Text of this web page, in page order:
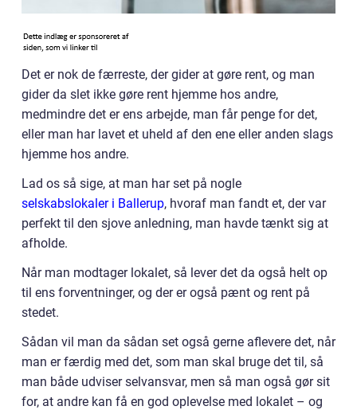
Det er nok de færreste, der gider at gøre rent, og man
gider da slet ikke gøre rent hjemme hos andre,
medmindre det er ens arbejde, man får penge for det,
eller man har lavet et uheld af den ene eller anden slags
hjemme hos andre.
Lad os så sige, at man har set på nogle
selskabslokaler i Ballerup, hvoraf man fandt et, der var
perfekt til den sjove anledning, man havde tænkt sig at
afholde.
Når man modtager lokalet, så lever det da også helt op
til ens forventninger, og der er også pænt og rent på
stedet.
Sådan vil man da sådan set også gerne aflevere det, når
man er færdig med det, som man skal bruge det til, så
man både udviser selvansvar, men så man også gør sit
for, at andre kan få en god oplevelse med lokalet – og